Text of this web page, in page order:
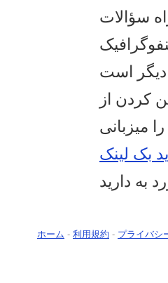
سؤالات
دیگر است
کردن از
میزبانی
بک لینک
ホーム - 利用規約 - プライバシ